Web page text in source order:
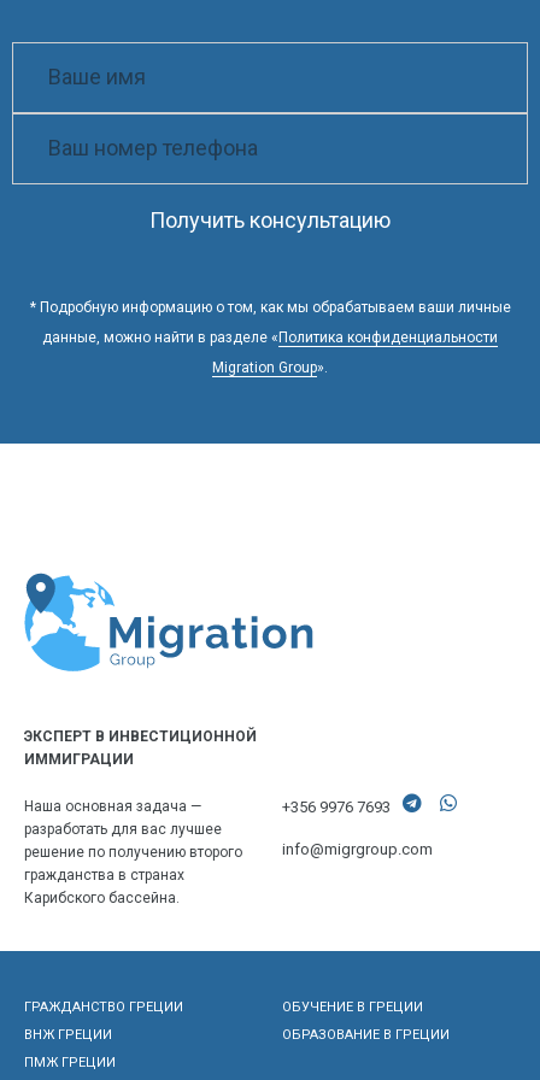
Получить консультацию
* Подробную информацию о том, как мы обрабатываем ваши личные
данные, можно найти в разделе « Политика конфиденциальности
Migration Group».
ЭКСПЕРТ В ИНВЕСТИЦИОННОЙ
ИММИГРАЦИИ
Наша основная задача —
разработать для вас лучшее
решение по получению второго
гражданства в странах
Карибского бассейна.
+356 9976 7693
info@migrgroup.com
ГРАЖДАНСТВО ГРЕЦИИ
ВНЖ ГРЕЦИИ
ПМЖ ГРЕЦИИ
ОБУЧЕНИЕ В ГРЕЦИИ
ОБРАЗОВАНИЕ В ГРЕЦИИ